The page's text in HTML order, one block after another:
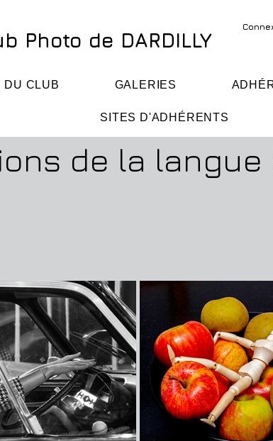
Photo de DARDILLY
DU CLUB GALERIES
SITES D'ADHÉRENTS
de la langue